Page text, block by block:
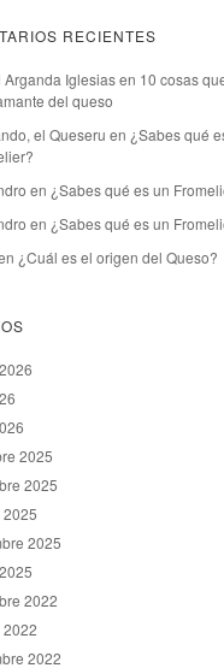
RECIENTES
Arganda Iglesiasen 10 cosas
del queso
el Queseru en ¿Sabes qué
en ¿Sabes qué es un
en ¿Sabes qué es un
¿Cuál es el origen del Queso?
2025
2025
2025
2022
2022